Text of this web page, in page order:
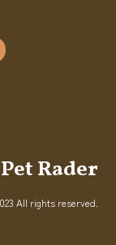
Pet Rader
All rights reserved.